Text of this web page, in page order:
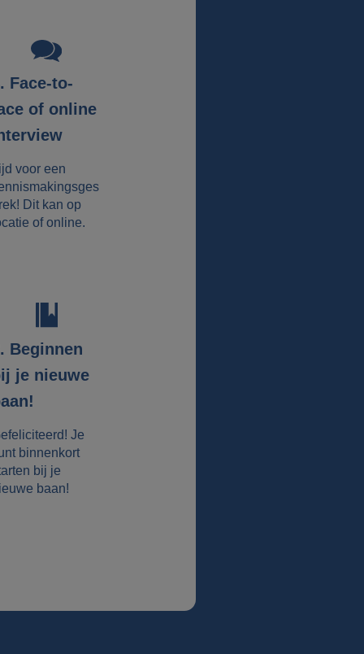
Face-to-
of online
voor een
Dit kan op
of online.
Beginnen
je nieuwe
Je
binnenkort
bij je
baan!